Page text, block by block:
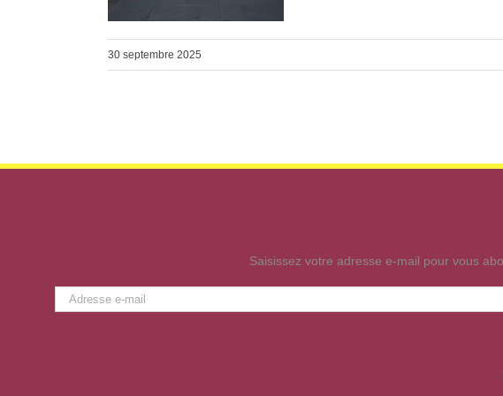
30 septembre 2025
Saisissez votre adresse e-mail pour vous
Adresse